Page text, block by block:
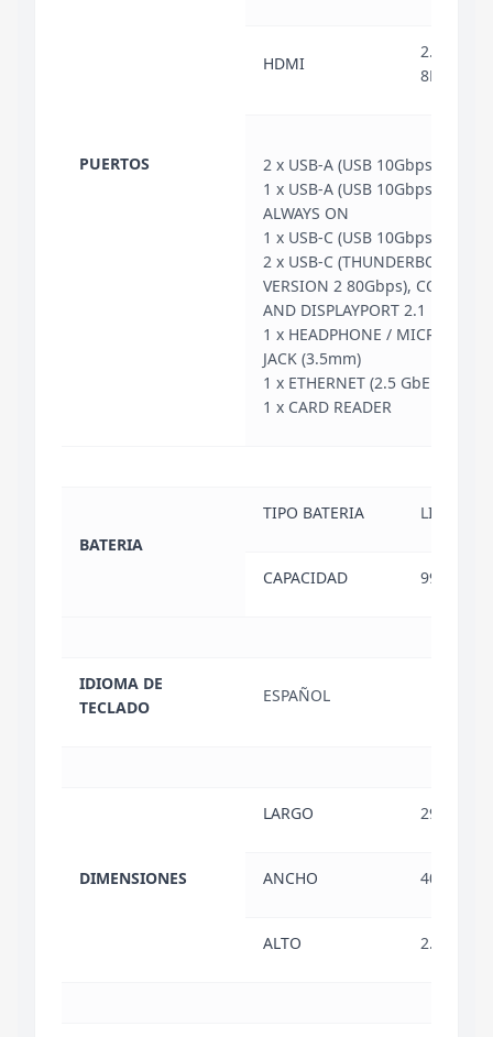
PUERTOS
HDMI
2.1: 1
8K/60Hz)
2 x USB-A (USB 10Gbps / USB
1 x USB-A (USB 10Gbps / USB
ALWAYS ON
1 x USB-C (USB 10Gbps / USB
2 x USB-C (THUNDERBOLT 5 /
VERSION 2 80Gbps), CON USB
AND DISPLAYPORT 2.1
1 x HEADPHONE /
JACK (3.5mm)
1 x ETHERNET (2.5 GbE / RJ-45)
1 x CARD READER
BATERIA
TIPO BATERIA LI-ION
CAPACIDAD 99.9 WH
IDIOMA DE
TECLADO
ESPAÑOL
DIMENSIONES
LARGO 29.69 cm
ANCHO 40.30 cm
ALTO 2.79 cm